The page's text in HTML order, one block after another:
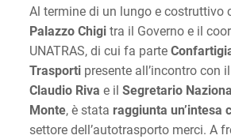
Al termine di un lungo e costruttivo
Palazzo Chigitra il Governo e il
UNATRAS, di cui fa parte
Trasportipresente all’incontro con il
Claudio Riva e il Segretario
Monte, è stata raggiunta un’intesa
settore dell’autotrasporto merci. A